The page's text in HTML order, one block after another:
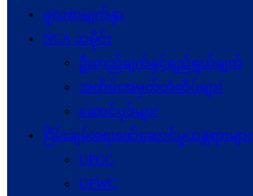
မူလစာမျက်နှာ
NCA သမိုင်း
ဦးတည်ချက်နှင့်ရည်ရွယ်ချက်
အထိမ်းအမှတ်တံဆိပ်များ
ဆောင်ပုဒ်များ
ငြိမ်းချမ်းရေးဖော်‌ဆောင်မှုယန္တရားများ
UPCC
UPWC